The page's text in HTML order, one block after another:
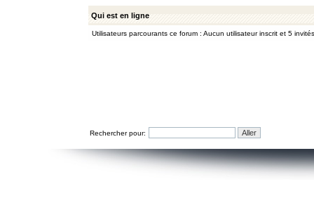
Qui est en ligne
Utilisateurs parcourants ce forum : Aucun utilisateur inscrit et 5 invités
Rechercher pour: